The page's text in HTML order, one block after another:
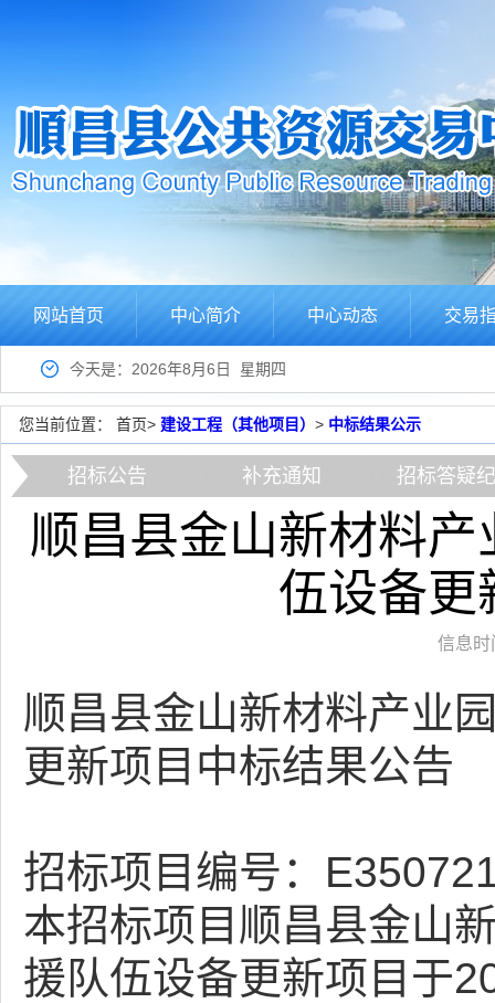
网站首页 中心简介 中心动态 交易
今天是：2026年8月6日 星期四
您当前位置： 首页> 建设工程（其他项目） > 中标结果公示
招标公告 补充通知 招标答疑
顺昌县金山新材料
伍设备更
信息时
顺昌县金山新材料产业
更新项目中标结果公告
招标项目编号：
本招标项目顺昌县金山
援队伍设备更新项目于